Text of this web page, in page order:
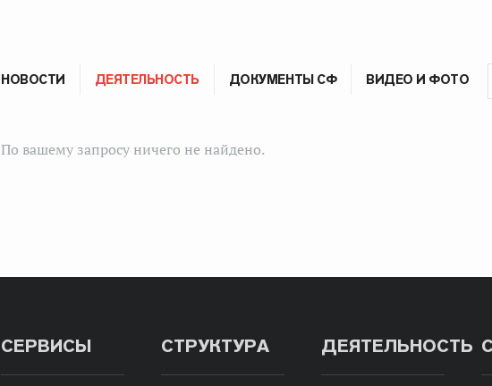
НОВОСТИ ДЕЯТЕЛЬНОСТЬ ДОКУМЕНТЫ СФ ВИДЕО И ФОТО
По вашему запросу ничего не найдено.
СЕРВИСЫ СТРУКТУРА ДЕЯТЕЛЬНОСТЬ